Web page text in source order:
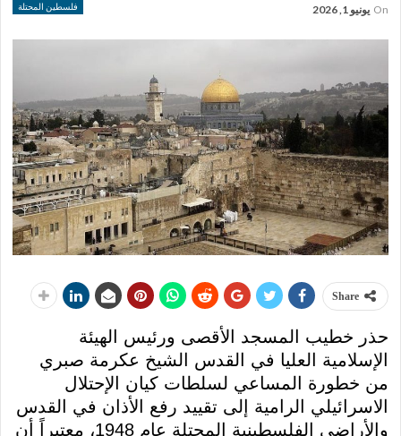
فلسطين المحتلة On يونيو 1, 2026
Share
حذر خطيب المسجد الأقصى ورئيس الهيئة
الإسلامية العليا في القدس الشيخ عكرمة صبري
من خطورة المساعي لسلطات كيان الإحتلال
الاسرائيلي الرامية إلى تقييد رفع الأذان في القدس
والأراضي الفلسطينية المحتلة عام 1948، معتبراً أن